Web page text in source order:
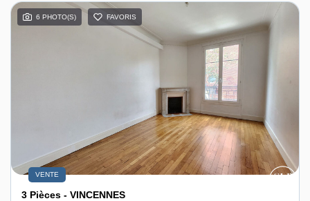
6 PHOTO(S) FAVORIS
VENTE
3 Pièces - VINCENNES